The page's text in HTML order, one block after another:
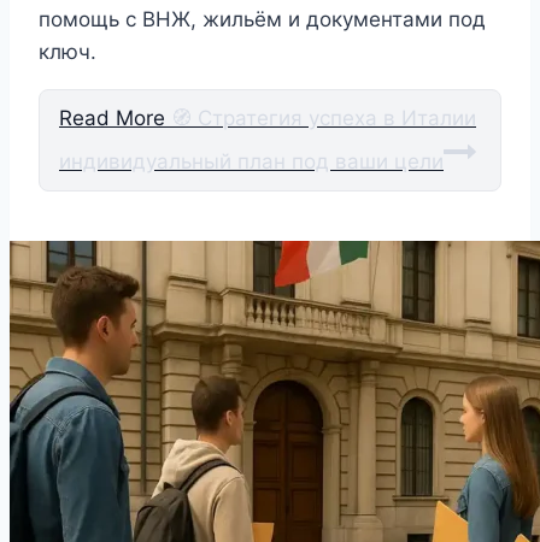
помощь с ВНЖ, жильём и документами под
ключ.
Read More 🧭 Стратегия успеха в Италии
индивидуальный план под ваши цели